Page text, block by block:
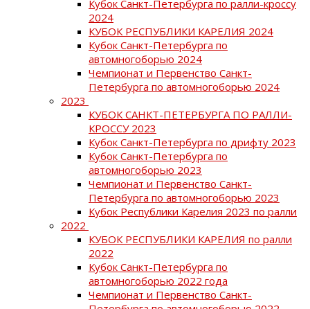
Кубок Санкт-Петербурга по ралли-кроссу
2024
КУБОК РЕСПУБЛИКИ КАРЕЛИЯ 2024
Кубок Санкт-Петербурга по
автомногоборью 2024
Чемпионат и Первенство Санкт-
Петербурга по автомногоборью 2024
2023
КУБОК САНКТ-ПЕТЕРБУРГА ПО РАЛЛИ-
КРОССУ 2023
Кубок Санкт-Петербурга по дрифту 2023
Кубок Санкт-Петербурга по
автомногоборью 2023
Чемпионат и Первенство Санкт-
Петербурга по автомногоборью 2023
Кубок Республики Карелия 2023 по ралли
2022
КУБОК РЕСПУБЛИКИ КАРЕЛИЯ по ралли
2022
Кубок Санкт-Петербурга по
автомногоборью 2022 года
Чемпионат и Первенство Санкт-